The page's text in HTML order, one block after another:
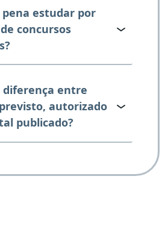
pena estudar por
concursos
diferença entre
autorizado
publicado?